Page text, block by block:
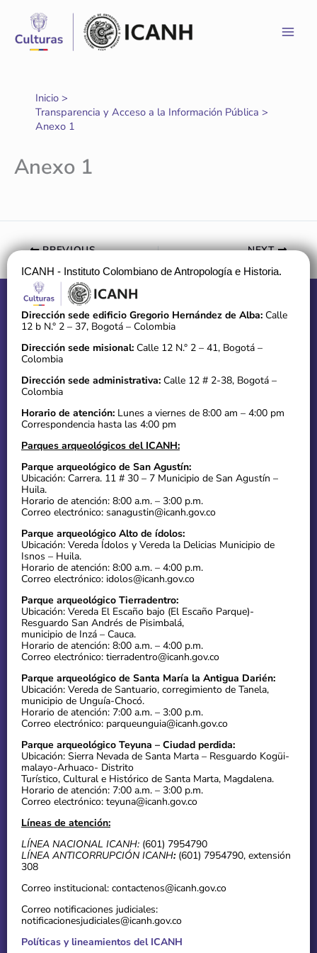
contenido
Inicio
Transparencia y Acceso a la Información Pública
Anexo 1
Anexo 1
PREVIOUS NEXT
ICANH - Instituto Colombiano de Antropología e Historia.
Dirección sede edificio Gregorio Hernández de Alba: Calle
12 b N.° 2 – 37, Bogotá – Colombia
Dirección sede misional: Calle 12 N.° 2 – 41, Bogotá –
Colombia
Dirección sede administrativa: Calle 12 # 2-38, Bogotá –
Colombia
Horario de atención: Lunes a viernes de 8:00 am – 4:00 pm
Correspondencia hasta las 4:00 pm
Parques arqueológicos del ICANH:
Parque arqueológico de San Agustín:
Ubicación: Carrera. 11 # 30 – 7 Municipio de San Agustín –
Huila.
Horario de atención: 8:00 a.m. – 3:00 p.m.
Correo electrónico: sanagustin@icanh.gov.co
Parque arqueológico Alto de ídolos:
Ubicación: Vereda Ídolos y Vereda la Delicias Municipio de
Isnos – Huila.
Horario de atención: 8:00 a.m. – 4:00 p.m.
Correo electrónico: idolos@icanh.gov.co
Parque arqueológico Tierradentro:
Ubicación: Vereda El Escaño bajo (El Escaño Parque)-
Resguardo San Andrés de Pisimbalá,
municipio de Inzá – Cauca.
Horario de atención: 8:00 a.m. – 4:00 p.m.
Correo electrónico: tierradentro@icanh.gov.co
Parque arqueológico de Santa María la Antigua Darién:
Ubicación: Vereda de Santuario, corregimiento de Tanela,
municipio de Unguía-Chocó.
Horario de atención: 7:00 a.m. – 3:00 p.m.
Correo electrónico: parqueunguia@icanh.gov.co
Parque arqueológico Teyuna – Ciudad perdida:
Ubicación: Sierra Nevada de Santa Marta – Resguardo Kogüi-
malayo-Arhuaco- Distrito
Turístico, Cultural e Histórico de Santa Marta, Magdalena.
Horario de atención: 7:00 a.m. – 3:00 p.m.
Correo electrónico: teyuna@icanh.gov.co
Líneas de atención:
LÍNEA NACIONAL ICANH: (601) 7954790
LÍNEA ANTICORRUPCIÓN ICANH: (601) 7954790, extensión
308
Correo institucional: contactenos@icanh.gov.co
Correo notificaciones judiciales:
notificacionesjudiciales@icanh.gov.co
Políticas y lineamientos del ICANH